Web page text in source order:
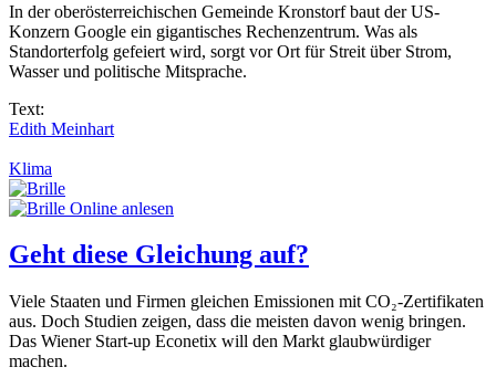
In der oberösterreichischen Gemeinde Kronstorf baut der US-
Konzern Google ein gigantisches Rechenzentrum. Was als
Standorterfolg gefeiert wird, sorgt vor Ort für Streit über Strom,
Wasser und politische Mitsprache.
Text:
Edith Meinhart
Klima
Online anlesen
Geht diese Gleichung auf?
Viele Staaten und Firmen gleichen Emissionen mit CO₂-Zertifikaten
aus. Doch Studien zeigen, dass die meisten davon wenig bringen.
Das Wiener Start-up Econetix will den Markt glaubwürdiger
machen.